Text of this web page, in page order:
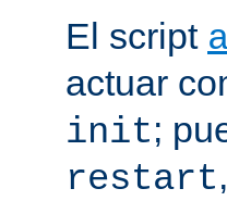
El script
actuar
init;
restart